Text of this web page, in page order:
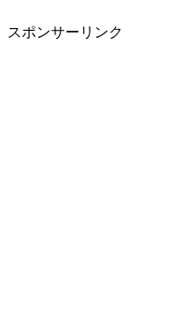
スポンサーリンク